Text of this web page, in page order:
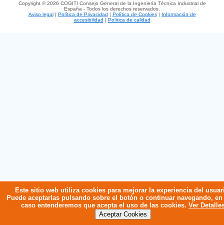
Este sitio web utiliza cookies para mejorar la experiencia del
Puede aceptarlas pulsando sobre el botón o continuar navegando,
caso entenderemos que acepta el uso de las cookies. Ver
Copyright © 2026 COGITI Consejo General de la Ingeniería Técnica Industrial de
España - Todos los derechos reservados.
Aviso legal
Política de Privacidad Política de Cookies|
Información de
accesibilidad
Política de calidad